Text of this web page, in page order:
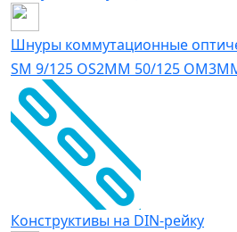
Шнуры коммутационные
SM 9/125 OS2MM 50/125 OM3
Конструктивы на DIN-рейку